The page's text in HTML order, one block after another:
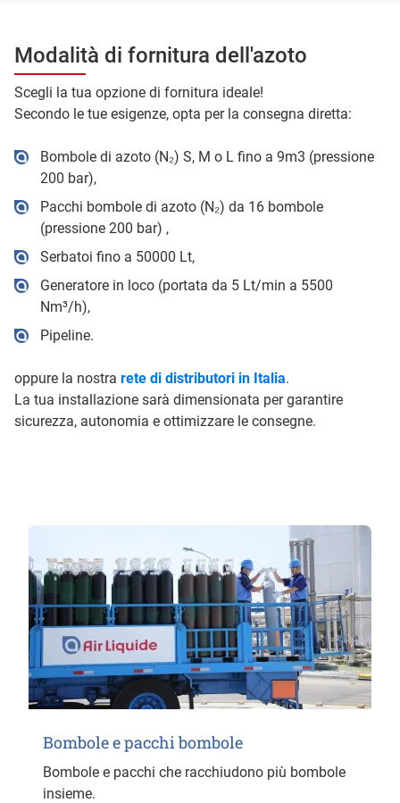
Modalità di fornitura dell'azoto
Scegli la tua opzione di fornitura ideale!
Secondo le tue esigenze, opta per la consegna diretta:
Bombole di azoto (N₂) S, M o L fino a 9m3 (pressione
200 bar),
Pacchi bombole di azoto (N₂) da 16 bombole
(pressione 200 bar) ,
Serbatoi fino a 50000 Lt,
Generatore in loco (portata da 5 Lt/min a 5500
Nm³/h),
Pipeline.
oppure la nostra rete di distributori in Italia.
La tua installazione sarà dimensionata per garantire
sicurezza, autonomia e ottimizzare le consegne.
Bombole e pacchi bombole
Bombole e pacchi che racchiudono più bombole
insieme.